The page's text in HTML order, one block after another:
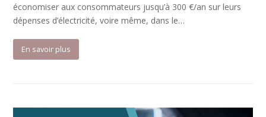
économiser aux consommateurs jusqu’à 300 €/an sur leurs
dépenses d’électricité, voire même, dans le…
En savoir plus